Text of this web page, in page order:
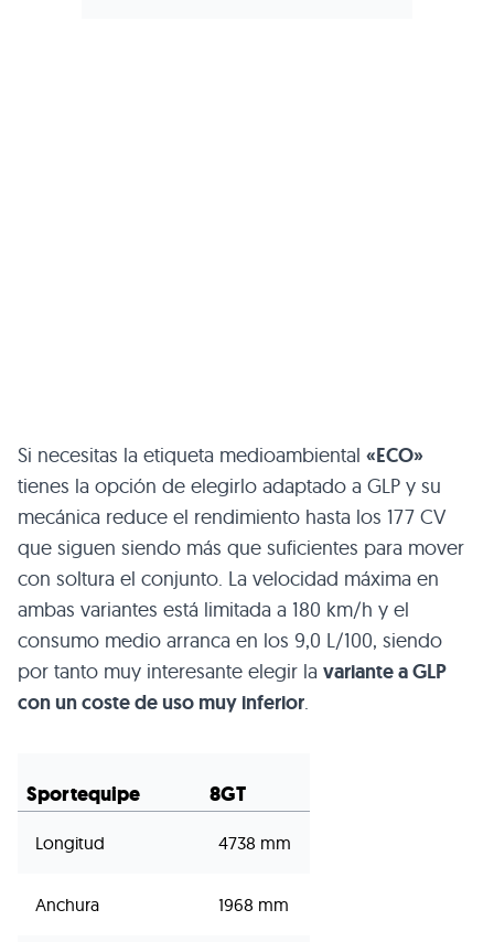
Si necesitas la etiqueta medioambiental «ECO»
tienes la opción de elegirlo adaptado a GLP y su
mecánica reduce el rendimiento hasta los 177 CV
que siguen siendo más que suficientes para mover
con soltura el conjunto. La velocidad máxima en
ambas variantes está limitada a 180 km/h y el
consumo medio arranca en los 9,0 L/100, siendo
por tanto muy interesante elegir la variante a GLP
con un coste de uso muy inferior.
Sportequipe 8GT
Longitud 4738 mm
Anchura 1968 mm